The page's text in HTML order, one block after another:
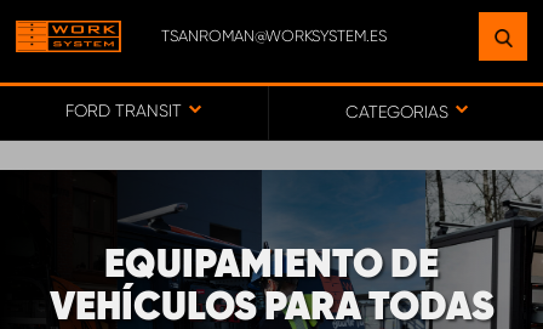
TSANROMAN@WORKSYSTEM.ES
FORD TRANSIT CATEGORIAS
EQUIPAMIENTO DE
VEHÍCULOS PARA TODAS
ENCUENTRE UNA INSTALACIÓN
CERCA DE USTED
SERVICIO AL CLIENTE